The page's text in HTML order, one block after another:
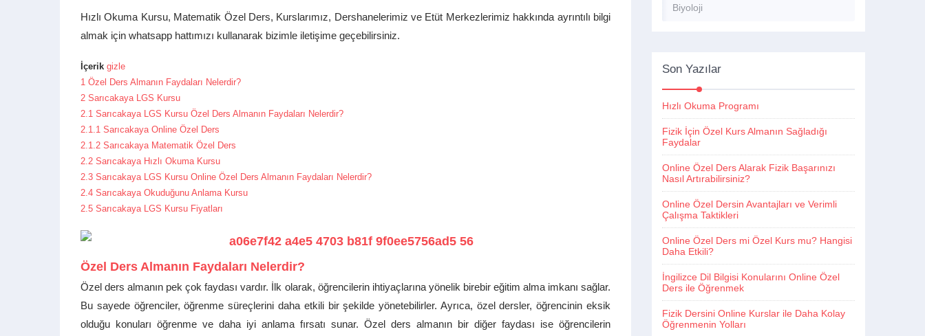
Hızlı Okuma Kursu, Matematik Özel Ders, Kurslarımız, Dershanelerimiz ve Etüt Merkezlerimiz hakkında ayrıntılı bilgi
almak için whatsapp hattımızı kullanarak bizimle iletişime geçebilirsiniz.
İçerik gizle
1 Özel Ders Almanın Faydaları Nelerdir?
2 Sarıcakaya LGS Kursu
2.1 Sarıcakaya LGS Kursu Özel Ders Almanın Faydaları Nelerdir?
2.1.1 Sarıcakaya Online Özel Ders
2.1.2 Sarıcakaya Matematik Özel Ders
2.2 Sarıcakaya Hızlı Okuma Kursu
2.3 Sarıcakaya LGS Kursu Online Özel Ders Almanın Faydaları Nelerdir?
2.4 Sarıcakaya Okuduğunu Anlama Kursu
2.5 Sarıcakaya LGS Kursu Fiyatları
Özel Ders Almanın Faydaları Nelerdir?
Özel ders almanın pek çok faydası vardır. İlk olarak, öğrencilerin ihtiyaçlarına yönelik birebir eğitim alma imkanı sağlar.
Bu sayede öğrenciler, öğrenme süreçlerini daha etkili bir şekilde yönetebilirler. Ayrıca, özel dersler, öğrencinin eksik
olduğu konuları öğrenme ve daha iyi anlama fırsatı sunar. Özel ders almanın bir diğer faydası ise öğrencilerin
Biyoloji
Son Yazılar
Hızlı Okuma Programı
Fizik İçin Özel Kurs Almanın Sağladığı
Faydalar
Online Özel Ders Alarak Fizik Başarınızı
Nasıl Artırabilirsiniz?
Online Özel Dersin Avantajları ve Verimli
Çalışma Taktikleri
Online Özel Ders mi Özel Kurs mu? Hangisi
Daha Etkili?
İngilizce Dil Bilgisi Konularını Online Özel
Ders ile Öğrenmek
Fizik Dersini Online Kurslar ile Daha Kolay
Öğrenmenin Yolları